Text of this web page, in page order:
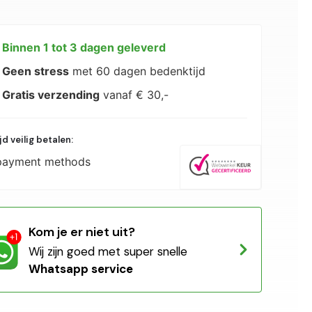
Binnen 1 tot 3 dagen geleverd
Geen stress met 60 dagen bedenktijd
Gratis verzending vanaf € 30,-
veilig betalen:
Kom je er niet uit?
Wij zijn goed met super snelle
Whatsapp service